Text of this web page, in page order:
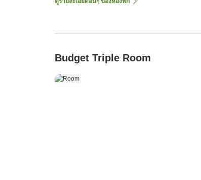
Budget Triple Room